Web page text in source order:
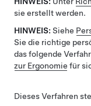
sie erstellt werden.
HINWEIS: Siehe
Sie die richtige
das folgende
zur Ergonomie für
Dieses Verfahren